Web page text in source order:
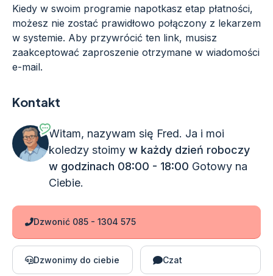
Kiedy w swoim programie napotkasz etap płatności,
możesz nie zostać prawidłowo połączony z lekarzem
w systemie. Aby przywrócić ten link, musisz
zaakceptować zaproszenie otrzymane w wiadomości
e-mail.
Kontakt
Witam, nazywam się Fred. Ja i moi
koledzy stoimy w każdy dzień roboczy
w godzinach 08:00 - 18:00 Gotowy na
Ciebie.
Dzwonić 085 - 1304 575
Dzwonimy do ciebie Czat